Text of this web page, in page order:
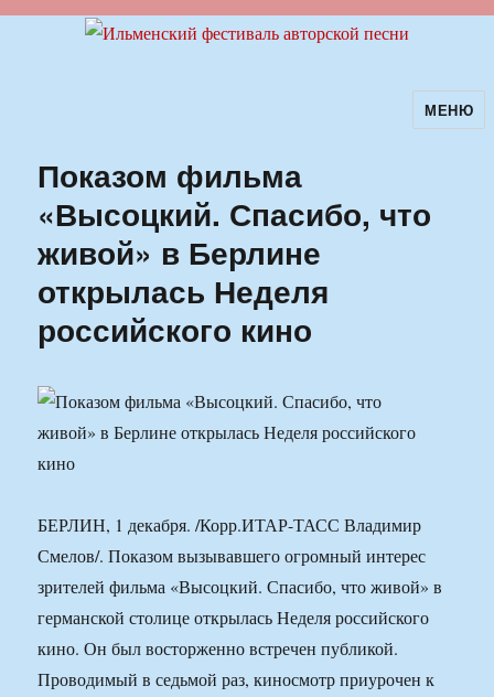
Ильменский фестиваль авторскойМЕНЮ
Показом фильма
«Высоцкий. Спасибо, что
живой» в Берлине
открылась Неделя
российского кино
БЕРЛИН, 1 декабря. /Корр.ИТАР-ТАСС Владимир
Смелов/. Показом вызывавшего огромный интерес
зрителей фильма «Высоцкий. Спасибо, что живой» в
германской столице открылась Неделя российского
кино. Он был восторженно встречен публикой.
Проводимый в седьмой раз, киносмотр приурочен к